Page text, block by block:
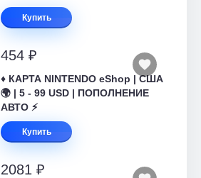
Купить
454 ₽
♦️ КАРТА NINTENDO eShop | США
🌍 | 5 - 99 USD | ПОПОЛНЕНИЕ
АВТО ⚡
Купить
2081 ₽